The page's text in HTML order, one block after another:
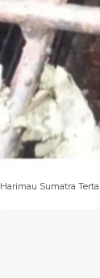
Harimau Sumatra